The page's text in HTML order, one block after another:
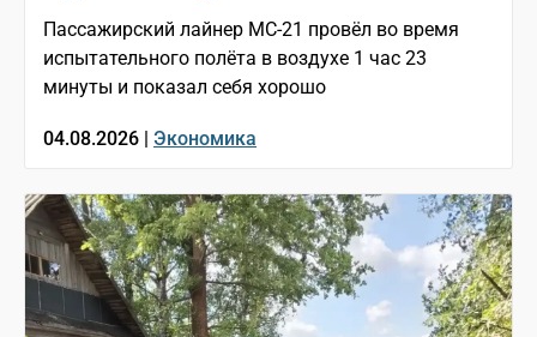
Пассажирский лайнер МС-21 провёл во время
испытательного полёта в воздухе 1 час 23
минуты и показал себя хорошо
04.08.2026 | Экономика